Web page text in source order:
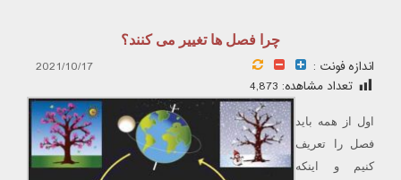
چرا فصل ها تغییر می کنند؟
اندازه فونت :
2021/10/17
تعداد مشاهده: 4,873
اول از همه باید
فصل را تعریف
کنیم و اینکه